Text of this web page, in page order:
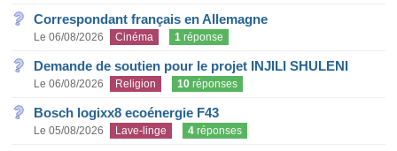
Correspondant français en Allemagne
Le 06/08/2026 Cinéma 1 réponse
Demande de soutien pour le projet INJILI SHULENI
Le 06/08/2026 Religion 10 réponses
Bosch logixx8 ecoénergie F43
Le 05/08/2026 Lave-linge 4 réponses